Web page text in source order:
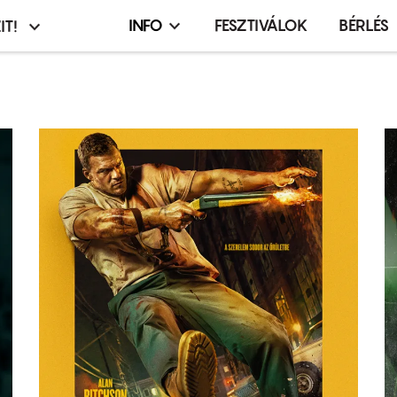
Infó,
menü
INFO FESZTIVÁLOK BÉRLÉS